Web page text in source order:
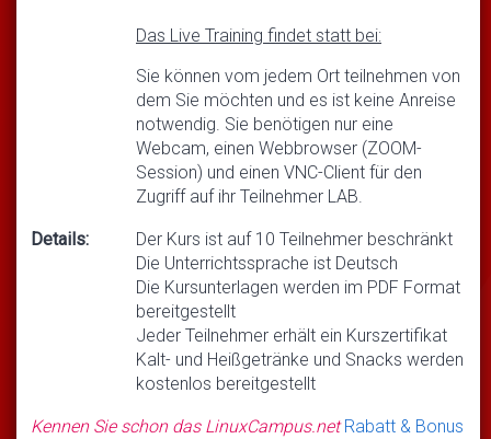
Das Live Training findet statt bei:
Sie können vom jedem Ort teilnehmen von
dem Sie möchten und es ist keine Anreise
notwendig. Sie benötigen nur eine
Webcam, einen Webbrowser (ZOOM-
Session) und einen VNC-Client für den
Zugriff auf ihr Teilnehmer LAB.
Details:
Der Kurs ist auf 10 Teilnehmer beschränkt
Die Unterrichtssprache ist Deutsch
Die Kursunterlagen werden im PDF Format
bereitgestellt
Jeder Teilnehmer erhält ein Kurszertifikat
Kalt- und Heißgetränke und Snacks werden
kostenlos bereitgestellt
Kennen Sie schon das LinuxCampus.netRabatt & Bonus